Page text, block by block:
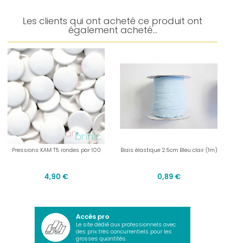
Les clients qui ont acheté ce produit ont
également acheté...
Pressions KAM T5 rondes par 100
4,90 €
Biais élastique 2.5cm Bleu clair (1m)
0,89 €
Accès pro
Le site dédié aux professionnels avec
des prix très concurrentiels pour les
grosses quantités.